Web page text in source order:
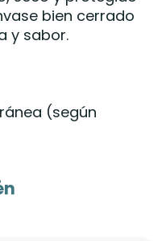
bien cerrado
y sabor.
(según